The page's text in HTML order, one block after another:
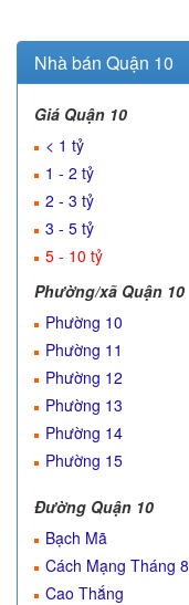
Nhà bán Quận 10
Giá Quận 10
< 1 tỷ
1 - 2 tỷ
2 - 3 tỷ
3 - 5 tỷ
5 - 10 tỷ
Phường/xã Quận 10
Phường 10
Phường 11
Phường 12
Phường 13
Phường 14
Phường 15
Đường Quận 10
Bạch Mã
Cách Mạng Tháng 8
Cao Thắng